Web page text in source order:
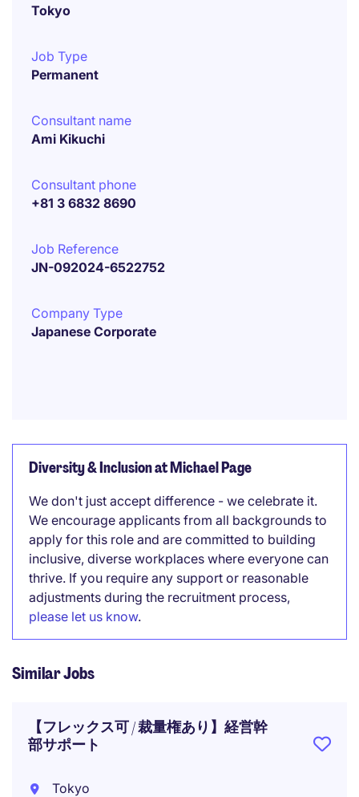
Tokyo
Job Type
Permanent
Consultant name
Ami Kikuchi
Consultant phone
+81 3 6832 8690
Job Reference
JN-092024-6522752
Company Type
Japanese Corporate
Diversity & Inclusion at Michael Page
We don't just accept difference - we celebrate it.
We encourage applicants from all backgrounds to
apply for this role and are committed to building
inclusive, diverse workplaces where everyone can
thrive. If you require any support or reasonable
adjustments during the recruitment process,
please let us know.
Similar Jobs
【フレックス可 / 裁量権あり】経営幹
部サポート
Tokyo